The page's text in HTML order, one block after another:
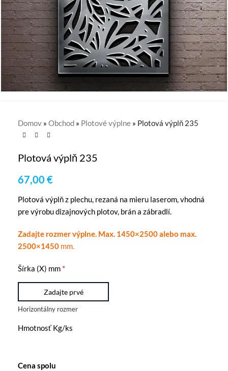
Domov » Obchod » Plotové výplne » Plotová výplň 235
Plotová výplň 235
67,00 €
Plotová výplň z plechu, rezaná na mieru laserom, vhodná
pre výrobu dizajnových plotov, brán a zábradlí.
Zadajte rozmer výplne. Max. 1450×2500 alebo max.
2500×1450 mm.
Šírka (X) mm *
Horizontálny rozmer
Hmotnosť Kg/ks
Cena spolu